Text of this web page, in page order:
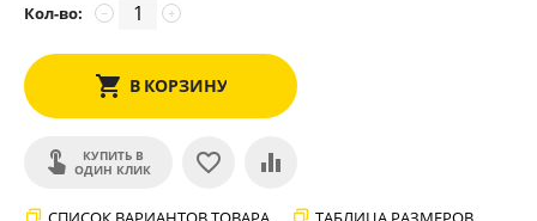
Кол-во: +
−
В КОРЗИНУ
КУПИТЬ В
ОДИН КЛИК